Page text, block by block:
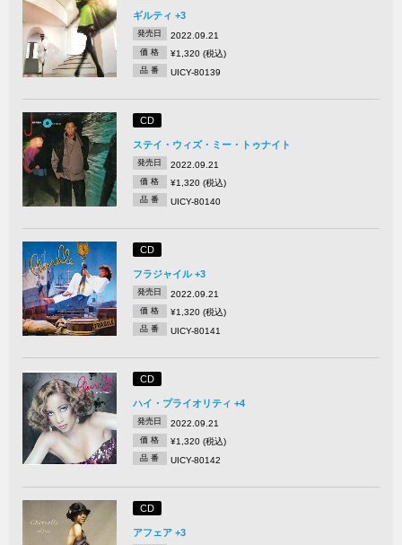
ギルティ +3
発売日 2022.09.21
価 格 ¥1,320 (税込)
品 番 UICY-80139
CD
ステイ・ウィズ・ミー・トゥナイト
発売日 2022.09.21
価 格 ¥1,320 (税込)
品 番 UICY-80140
CD
フラジャイル +3
発売日 2022.09.21
価 格 ¥1,320 (税込)
品 番 UICY-80141
CD
ハイ・プライオリティ +4
発売日 2022.09.21
価 格 ¥1,320 (税込)
品 番 UICY-80142
CD
アフェア +3